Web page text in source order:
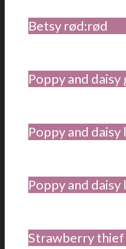
Betsy rød:rød
Poppy and daisy
Poppy and daisy
Poppy and
Strawberry thief